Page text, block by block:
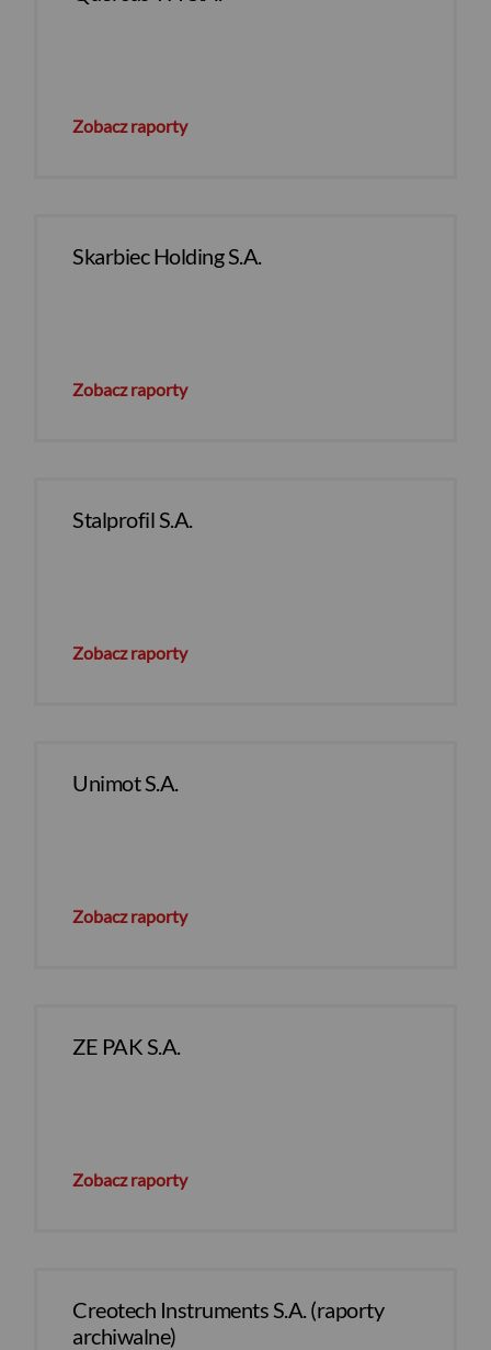
Zobacz raporty
Skarbiec Holding S.A.
Zobacz raporty
Stalprofil S.A.
Zobacz raporty
Unimot S.A.
Zobacz raporty
ZE PAK S.A.
Zobacz raporty
Creotech Instruments S.A. (raporty
archiwalne)